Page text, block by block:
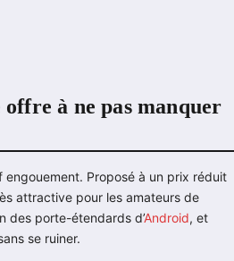
à ne pas manquer
Proposé à un prix réduit
attractive pour les amateurs de
des porte-étendards d’Android, et
se ruiner.